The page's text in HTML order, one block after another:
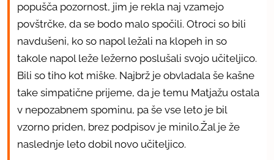
popušča pozornost, jim je rekla naj vzamejo
povštrčke, da se bodo malo spočili. Otroci so bili
navdušeni, ko so napol ležali na klopeh in so
takole napol leže ležerno poslušali svojo učiteljico.
Bili so tiho kot miške. Najbrž je obvladala še kašne
take simpatične prijeme, da je temu Matjažu ostala
v nepozabnem spominu, pa še vse leto je bil
vzorno priden, brez podpisov je minilo.Žal je že
naslednje leto dobil novo učiteljico.